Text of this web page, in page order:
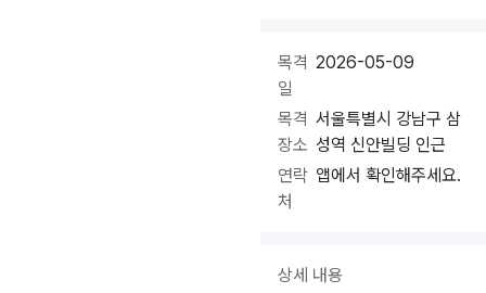
목격
일
2026-05-09
목격
장소
서울특별시 강남구 삼
성역 신안빌딩 인근
연락
처
앱에서 확인해주세요.
상세 내용